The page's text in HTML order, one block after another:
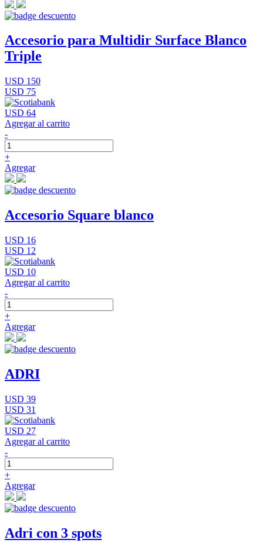
Accesorio para Multidir Surface Blanco
Triple
USD 150
USD 75
USD 64
Agregar al carrito
-
+
Agregar
Accesorio Square blanco
USD 16
USD 12
USD 10
Agregar al carrito
-
+
Agregar
ADRI
USD 39
USD 31
USD 27
Agregar al carrito
-
+
Agregar
Adri con 3 spots